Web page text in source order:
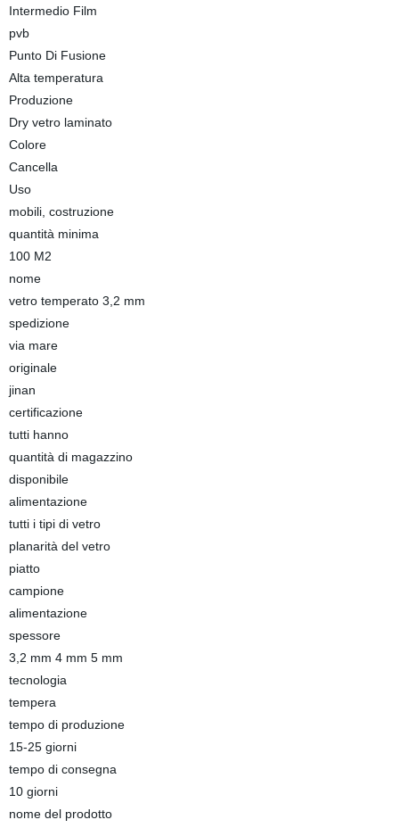
Intermedio Film
pvb
Punto Di Fusione
Alta temperatura
Produzione
Dry vetro laminato
Colore
Cancella
Uso
mobili, costruzione
quantità minima
100 M2
nome
vetro temperato 3,2 mm
spedizione
via mare
originale
jinan
certificazione
tutti hanno
quantità di magazzino
disponibile
alimentazione
tutti i tipi di vetro
planarità del vetro
piatto
campione
alimentazione
spessore
3,2 mm 4 mm 5 mm
tecnologia
tempera
tempo di produzione
15-25 giorni
tempo di consegna
10 giorni
nome del prodotto